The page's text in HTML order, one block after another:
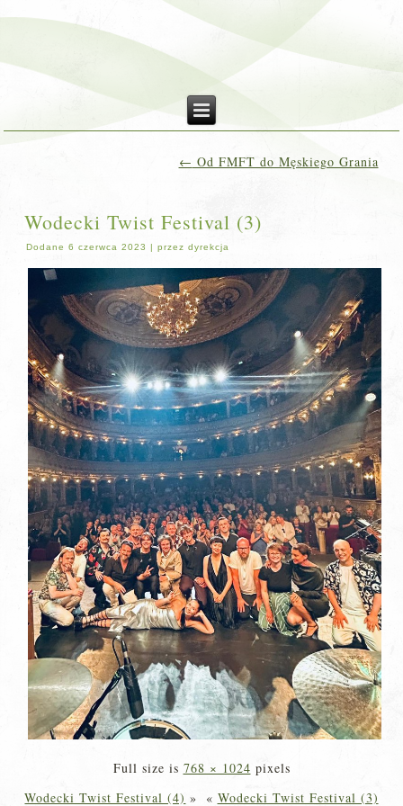
← Od FMFT do Męskiego Grania
Wodecki Twist Festival (3)
Dodane 6 czerwca 2023 |przez dyrekcja
Full size is 768 × 1024 pixels
Wodecki Twist Festival (4) » « Wodecki Twist Festival (3)